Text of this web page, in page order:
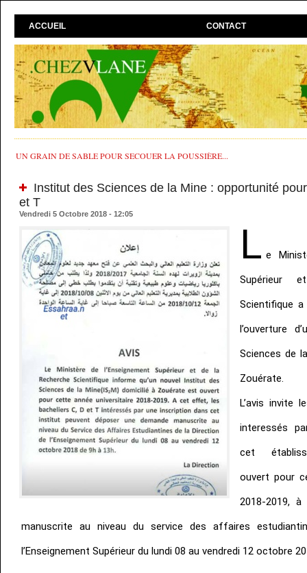
ACCUEIL CONTACT
UN GRAIN DE SABLE POUR SECOUER LA POUSSIÈRE...
Institut des Sciences de la Mine : opportunité
et T
Vendredi 5 Octobre 2018 - 12:05
L e
Supérieur
Scientifique
l’ouverture
Sciences de
Zouérate.
L’avis invite
interessés
cet
ouvert pour
2018-2019,
manuscrite au niveau du service des affaires
l’Enseignement Supérieur du lundi 08 au vendredi 12 octobre